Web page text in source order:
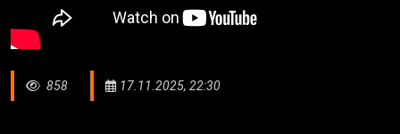
858 17.11.2025, 22:30